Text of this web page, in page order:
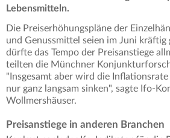
Lebensmitteln.
Die Preiserhöhungspläne der
und Genussmittel seien im Juni kräftig
dürfte das Tempo der Preisanstiege
teilten die Münchner
"Insgesamt aber wird die
nur ganz langsam sinken", sagte Ifo-
Wollmershäuser.
Preisanstiege in anderen Branchen